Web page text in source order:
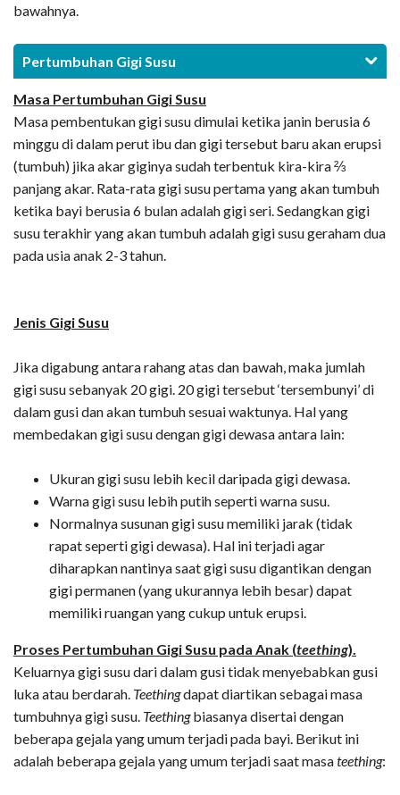
bawahnya.
Pertumbuhan Gigi Susu
Masa Pertumbuhan Gigi Susu
Masa pembentukan gigi susu dimulai ketika janin berusia 6
minggu di dalam perut ibu dan gigi tersebut baru akan erupsi
(tumbuh) jika akar giginya sudah terbentuk kira-kira ⅔
panjang akar. Rata-rata gigi susu pertama yang akan tumbuh
ketika bayi berusia 6 bulan adalah gigi seri. Sedangkan gigi
susu terakhir yang akan tumbuh adalah gigi susu geraham dua
pada usia anak 2-3 tahun.
Jenis Gigi Susu
Jika digabung antara rahang atas dan bawah, maka jumlah
gigi susu sebanyak 20 gigi. 20 gigi tersebut ‘tersembunyi’ di
dalam gusi dan akan tumbuh sesuai waktunya. Hal yang
membedakan gigi susu dengan gigi dewasa antara lain:
Ukuran gigi susu lebih kecil daripada gigi dewasa.
Warna gigi susu lebih putih seperti warna susu.
Normalnya susunan gigi susu memiliki jarak (tidak
rapat seperti gigi dewasa). Hal ini terjadi agar
diharapkan nantinya saat gigi susu digantikan dengan
gigi permanen (yang ukurannya lebih besar) dapat
memiliki ruangan yang cukup untuk erupsi.
Proses Pertumbuhan Gigi Susu pada Anak (teething).
Keluarnya gigi susu dari dalam gusi tidak menyebabkan gusi
luka atau berdarah. Teethingdapat diartikan sebagai masa
tumbuhnya gigi susu. Teethingbiasanya disertai dengan
beberapa gejala yang umum terjadi pada bayi. Berikut ini
adalah beberapa gejala yang umum terjadi saat masateething: